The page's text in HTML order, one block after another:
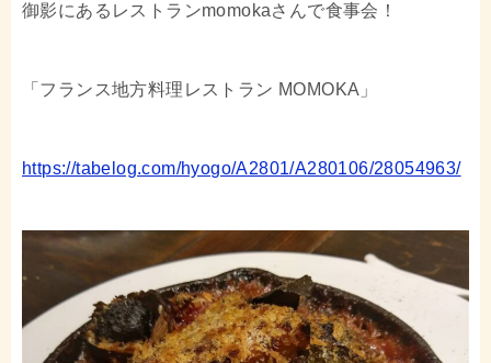
御影にあるレストランmomokaさんで食事会！
「フランス地方料理レストラン MOMOKA」
https://tabelog.com/hyogo/A2801/A280106/28054963/